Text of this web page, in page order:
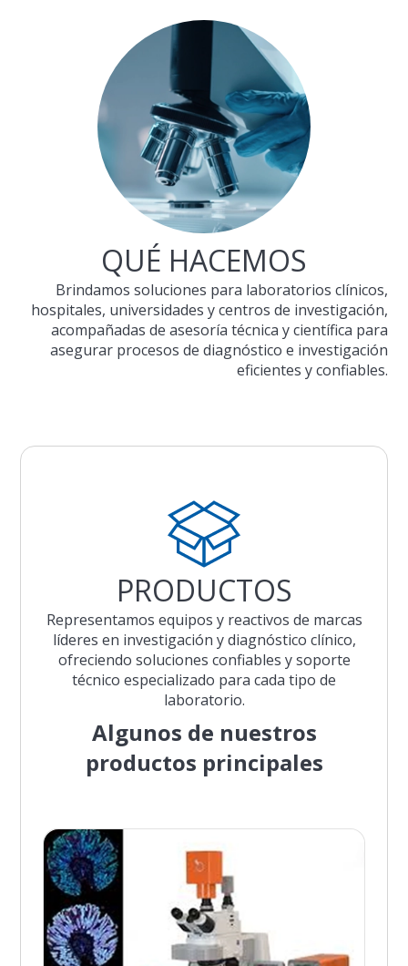
QUÉ HACEMOS
Brindamos soluciones para laboratorios clínicos,
hospitales, universidades y centros de investigación,
acompañadas de asesoría técnica y científica para
asegurar procesos de diagnóstico e investigación
eficientes y confiables.
PRODUCTOS
Representamos equipos y reactivos de marcas
líderes en investigación y diagnóstico clínico,
ofreciendo soluciones confiables y soporte
técnico especializado para cada tipo de
laboratorio.
Algunos de nuestros
productos principales